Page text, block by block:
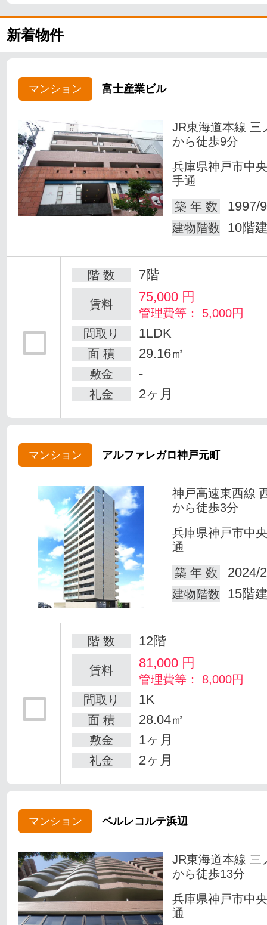
新着物件
マンション 富士産業ビル
JR東海道本線 三
から徒歩9分
兵庫県神戸市中
手通
築 年 数
1997/
建物階数 10階
階 数 7階
賃料 75,000 円
管理費等： 5,000円
間取り
1LDK
面 積 29.16㎡
敷金 -
礼金 2ヶ月
マンション アルファレガロ神戸元町
神戸高速東西線
から徒歩3分
兵庫県神戸市中
通
築 年 数
2024/
建物階数 15階
階 数 12階
賃料 81,000 円
管理費等： 8,000円
間取り
1K
面 積 28.04㎡
敷金 1ヶ月
礼金 2ヶ月
マンション ベルレコルテ浜辺
JR東海道本線 三
から徒歩13分
兵庫県神戸市中
通